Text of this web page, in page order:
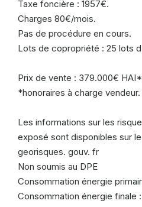
Taxe foncière : 1957€.
Charges 80€/mois.
Pas de procédure en cours.
Lots de copropriété : 25 lots
Prix de vente : 379.000€ HAI*
*honoraires à charge vendeur.
Les informations sur les
exposé sont disponibles sur
georisques. gouv. fr
Non soumis au DPE
Consommation énergie
Consommation énergie finale